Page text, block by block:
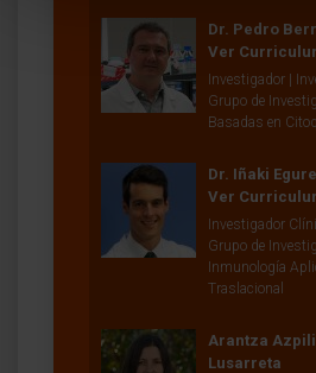
Dr. Pedro
Ver
Investigador |
Grupo de
Basadas en
Dr. Iñaki
Ver
Investigador
Grupo de
Inmunología
Traslacional
Arantza
Lusarreta